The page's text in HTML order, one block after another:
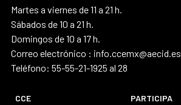
Martes a viernes de 11 a 21 h.
Sábados de 10 a 21 h.
Domingos de 10 a 17 h.
Correo electrónico : info.ccemx@aecid.es
Teléfono: 55-55-21-1925 al 28
CCE
PARTICIPA